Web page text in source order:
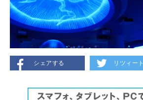
シェアする リツィート